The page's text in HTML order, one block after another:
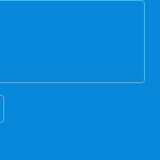
所选用的薄膜都比较柔